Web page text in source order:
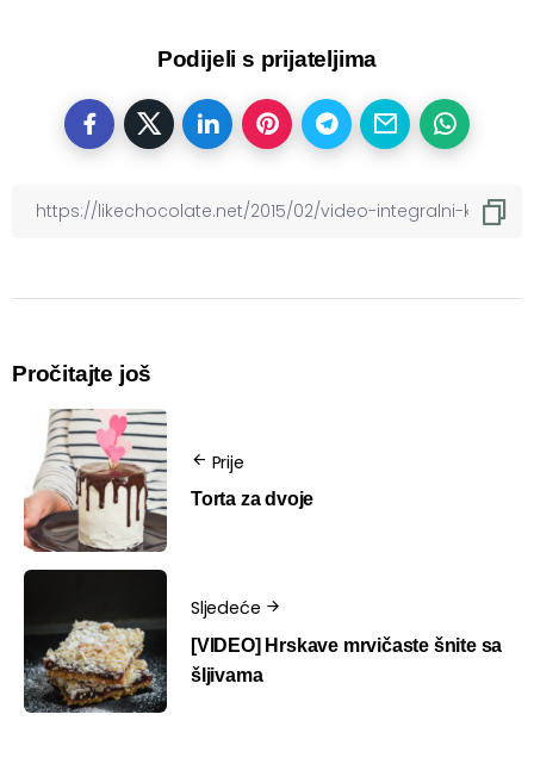
Podijeli s prijateljima
Pročitajte još
Prije
Torta za dvoje
Sljedeće
[VIDEO] Hrskave mrvičaste šnite sa
šljivama